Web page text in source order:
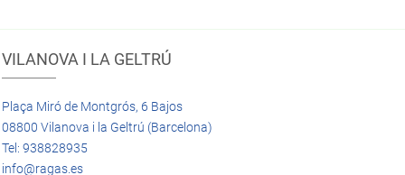
VILANOVA I LA GELTRÚ
Plaça Miró de Montgrós, 6 Bajos
08800 Vilanova i la Geltrú (Barcelona)
Tel: 938828935
info@ragas.es